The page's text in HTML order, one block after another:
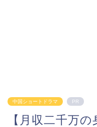
中国ショートドラマ PR
【月収二千万